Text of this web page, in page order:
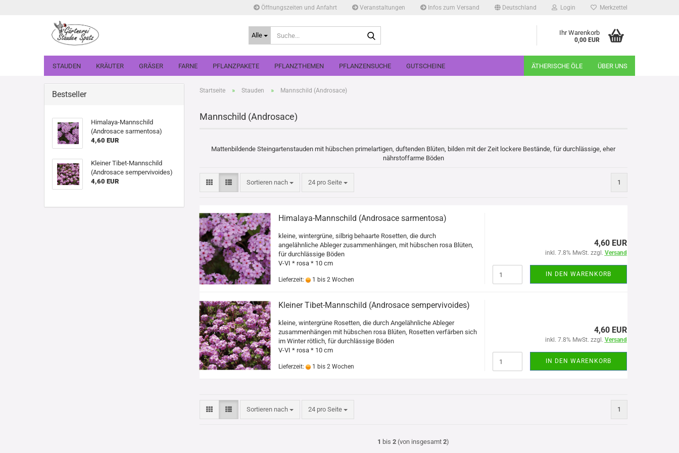
Öffnungszeiten und Anfahrt Veranstaltungen Infos zum Versand Deutschland Login Merkzettel
Alle Ihr Warenkorb
0,00 EUR
STAUDEN KRÄUTER GRÄSER FARNE PFLANZPAKETE PFLANZTHEMEN PFLANZENSUCHE GUTSCHEINE ÄTHERISCHE ÖLE ÜBER UNS
Startseite » Stauden » Mannschild (Androsace)
Mannschild (Androsace)
Mattenbildende Steingartenstauden mit hübschen primelartigen, duftenden Blüten, bilden mit der Zeit lockere Bestände, für durchlässige, eher
nährstoffarme Böden
Sortieren nach
Sortieren nach 24 pro Seite
pro Seite 1
Himalaya-Mannschild (Androsace sarmentosa)
kleine, wintergrüne, silbrig behaarte Rosetten, die durch
angelähnliche Ableger zusammenhängen, mit hübschen rosa Blüten,
für durchlässige Böden
V-VI * rosa * 10 cm
Lieferzeit: 1 bis 2 Wochen
4,60 EUR
inkl. 7.8% MwSt. zzgl. Versand
IN DEN WARENKORB
Kleiner Tibet-Mannschild (Androsace sempervivoides)
kleine, wintergrüne Rosetten, die durch Angelähnliche Ableger
zusammenhängen mit hübschen rosa Blüten, Rosetten verfärben sich
im Winter rötlich, für durchlässige Böden
V-VI * rosa * 10 cm
Lieferzeit: 1 bis 2 Wochen
4,60 EUR
inkl. 7.8% MwSt. zzgl. Versand
IN DEN WARENKORB
Sortieren nach
Sortieren nach 24 pro Seite
pro Seite 1
1 bis2 (von insgesamt2)
Bestseller
Himalaya-Mannschild
(Androsace sarmentosa)
4,60 EUR
Kleiner Tibet-Mannschild
(Androsace sempervivoides)
4,60 EUR